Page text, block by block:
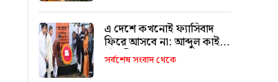
এ দেশে কখনোই ফ্যাসিবাদ
ফিরে আসবে না: আব্দুল কাইয়ুম
চৌধুরী
সর্বশেষ সংবাদ থেকে